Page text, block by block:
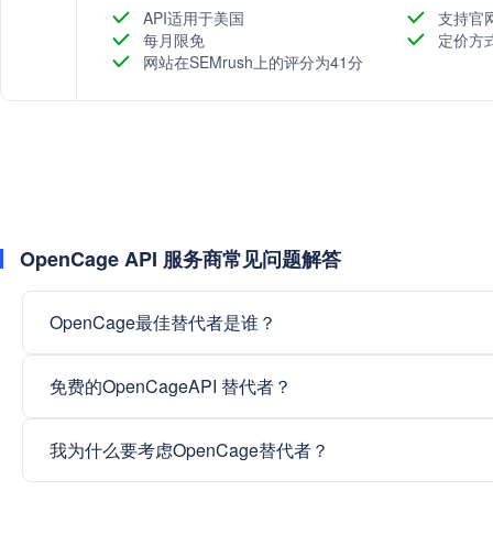
100%的客户隐私保护，提供高质量的位置中心体验。
API适用于美国
支持官
每月限免
定价方
网站在SEMrush上的评分为41分
OpenCage API 服务商常见问题解答
OpenCage最佳替代者是谁？
免费的OpenCageAPI 替代者？
我为什么要考虑OpenCage替代者？